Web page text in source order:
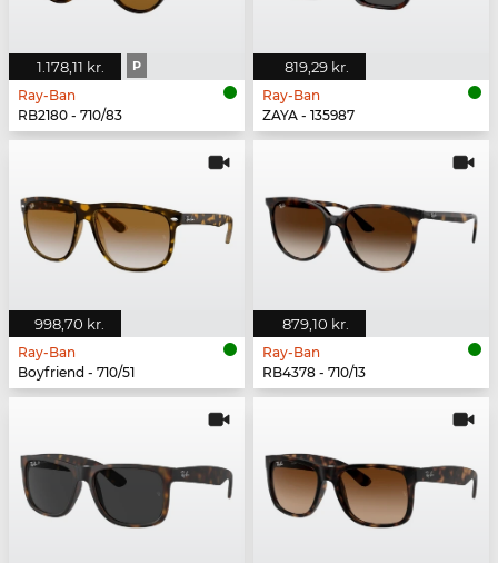
1.178,11 kr. P
Ray-Ban
RB2180 - 710/83
819,29 kr.
Ray-Ban
ZAYA - 135987
998,70 kr.
Ray-Ban
Boyfriend - 710/51
879,10 kr.
Ray-Ban
RB4378 - 710/13